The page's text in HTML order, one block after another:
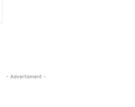
- Advertisment -